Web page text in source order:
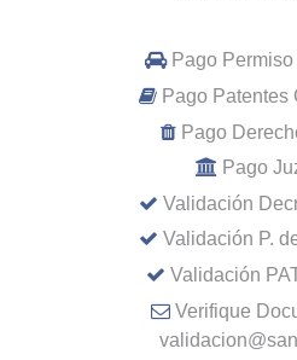
Pago
Pago Patentes
Pago
Pago
Validación
Validación P.
Validación
Verifique